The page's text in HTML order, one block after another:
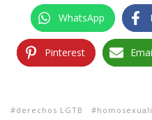
WhatsApp
Pinterest
derechos LGTB